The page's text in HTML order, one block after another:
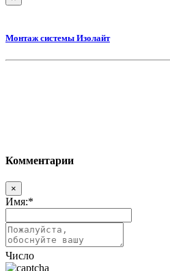
Монтаж системы Изолайт
Комментарии
×
Имя:*
Число